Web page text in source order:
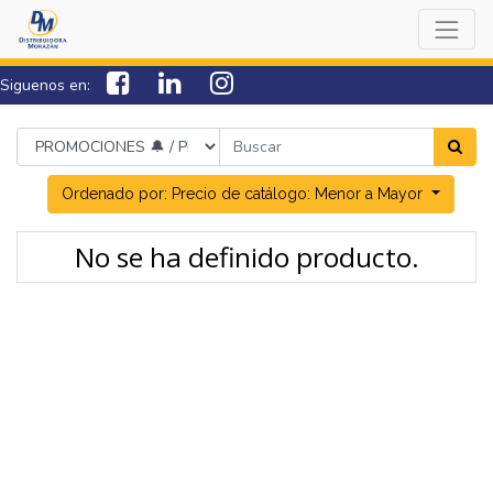
Siguenos en:
7538-0000 sac@lamorazan.com
Ordenado por: Precio de catálogo: Menor a Mayor
No se ha definido producto.